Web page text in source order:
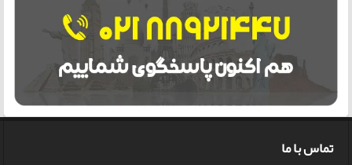
تماس با ما